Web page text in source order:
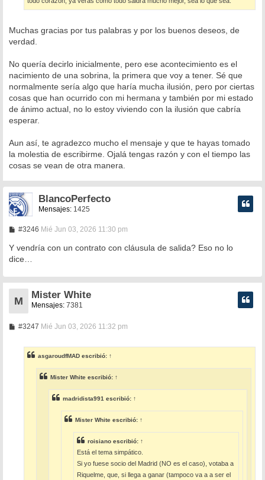
Muchas gracias por tus palabras y por los buenos deseos, de
verdad.
No quería decirlo inicialmente, pero ese acontecimiento es el
nacimiento de una sobrina, la primera que voy a tener. Sé que
normalmente sería algo que haría mucha ilusión, pero por ciertas
cosas que han ocurrido con mi hermana y también por mi estado
de ánimo actual, no lo estoy viviendo con la ilusión que cabría
esperar.
Aun así, te agradezco mucho el mensaje y que te hayas tomado
la molestia de escribirme. Ojalá tengas razón y con el tiempo las
cosas se vean de otra manera.
BlancoPerfecto
Mensajes: 1425
#3246M
n
s
e
Mié Jun 03, 2026 11:30 pm
Y vendría con un contrato con cláusula de salida? Eso no lo
dice…
M
Mister White
Mensajes: 7381
#3247M
a
j
e
Mié Jun 03, 2026 11:32 pm
asgaroudfMAD escribió: ↑
Mister White escribió: ↑
madridista991 escribió: ↑
Mister White escribió: ↑
roisiano escribió: ↑
Está el tema simpático.
Si yo fuese socio del Madrid (NO es el caso), votaba a
Riquelme, que, si llega a ganar (tampoco va a a ser el